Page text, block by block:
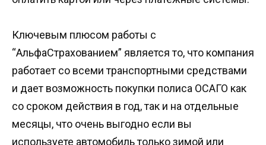
Ключевым плюсом работы с
“АльфаСтрахованием” является то, что компания
работает со всеми транспортными средствами
и дает возможность покупки полиса ОСАГО как
со сроком действия в год, так и на отдельные
месяцы, что очень выгодно если вы
используете автомобиль только зимой или